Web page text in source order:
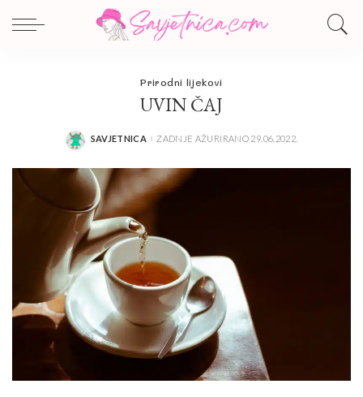
Prirodni lijekovi
UVIN ČAJ
POSTED
SAVJETNICA ZADNJE AŽURIRANO 29.06.2022.